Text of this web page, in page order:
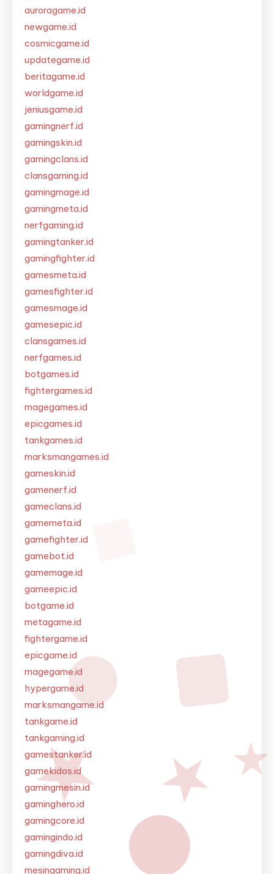
auroragame.id
newgame.id
cosmicgame.id
updategame.id
beritagame.id
worldgame.id
jeniusgame.id
gamingnerf.id
gamingskin.id
gamingclans.id
clansgaming.id
gamingmage.id
gamingmeta.id
nerfgaming.id
gamingtanker.id
gamingfighter.id
gamesmeta.id
gamesfighter.id
gamesmage.id
gamesepic.id
clansgames.id
nerfgames.id
botgames.id
fightergames.id
magegames.id
epicgames.id
tankgames.id
marksmangames.id
gameskin.id
gamenerf.id
gameclans.id
gamemeta.id
gamefighter.id
gamebot.id
gamemage.id
gameepic.id
botgame.id
metagame.id
fightergame.id
epicgame.id
magegame.id
hypergame.id
marksmangame.id
tankgame.id
tankgaming.id
gamestanker.id
gamekidos.id
gamingmesin.id
gaminghero.id
gamingcore.id
gamingindo.id
gamingdiva.id
mesingaming.id